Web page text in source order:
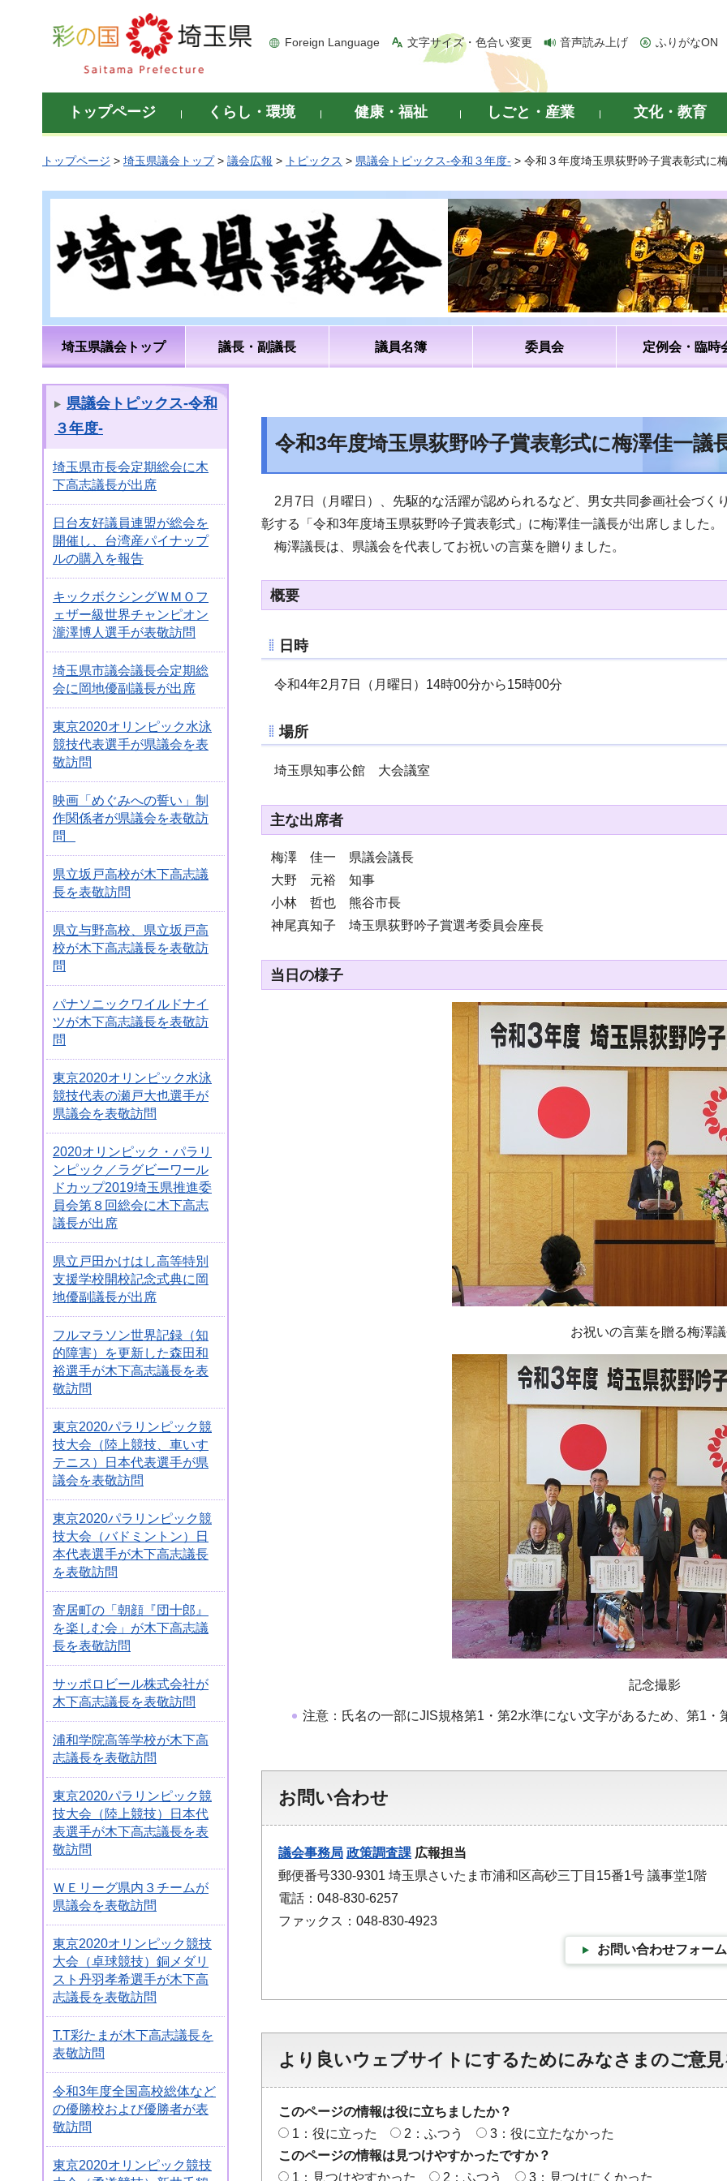
彩の国 埼玉県
Foreign Language 文字サイズ・色合い変更 音声読み上げ ふりがなON
トップページ くらし・環境 健康・福祉 しごと・産業 文化・教育
トップページ > 埼玉県議会トップ> 議会広報 > トピックス > 県議会トピックス-令和３年度- > 令和３年度埼玉県荻野吟子賞表彰式に
埼玉県議会トップ 議長・副議長 議員名簿 委員会 定例会・臨時
県議会トピックス-令和
３年度-
埼玉県市長会定期総会に木
下高志議長が出席
日台友好議員連盟が総会を
開催し、台湾産パイナップ
ルの購入を報告
キックボクシングＷＭＯフ
ェザー級世界チャンピオン
瀧澤博人選手が表敬訪問
埼玉県市議会議長会定期総
会に岡地優副議長が出席
東京2020オリンピック水泳
競技代表選手が県議会を表
敬訪問
映画「めぐみへの誓い」制
作関係者が県議会を表敬訪
問
県立坂戸高校が木下高志議
長を表敬訪問
県立与野高校、県立坂戸高
校が木下高志議長を表敬訪
問
パナソニックワイルドナイ
ツが木下高志議長を表敬訪
問
東京2020オリンピック水泳
競技代表の瀬戸大也選手が
県議会を表敬訪問
2020オリンピック・パラリ
ンピック／ラグビーワール
ドカップ2019埼玉県推進委
員会第８回総会に木下高志
議長が出席
県立戸田かけはし高等特別
支援学校開校記念式典に岡
地優副議長が出席
フルマラソン世界記録（知
的障害）を更新した森田和
裕選手が木下高志議長を表
敬訪問
東京2020パラリンピック競
技大会（陸上競技、車いす
テニス）日本代表選手が県
議会を表敬訪問
東京2020パラリンピック競
技大会（バドミントン）日
本代表選手が木下高志議長
を表敬訪問
寄居町の「朝顔『団十郎』
を楽しむ会」が木下高志議
長を表敬訪問
サッポロビール株式会社が
木下高志議長を表敬訪問
浦和学院高等学校が木下高
志議長を表敬訪問
東京2020パラリンピック競
技大会（陸上競技）日本代
表選手が木下高志議長を表
敬訪問
ＷＥリーグ県内３チームが
県議会を表敬訪問
東京2020オリンピック競技
大会（卓球競技）銅メダリ
スト丹羽孝希選手が木下高
志議長を表敬訪問
T.T彩たまが木下高志議長を
表敬訪問
令和3年度全国高校総体など
の優勝校および優勝者が表
敬訪問
東京2020オリンピック競技
令和3年度埼玉県荻野吟子賞表彰式に梅澤佳一議
2月7日（月曜日）、先駆的な活躍が認められるなど、男女共同参画社会づく
彰する「令和3年度埼玉県荻野吟子賞表彰式」に梅澤佳一議長が出席しました。
梅澤議長は、県議会を代表してお祝いの言葉を贈りました。
概要
日時
令和4年2月7日（月曜日）14時00分から15時00分
場所
埼玉県知事公館 大会議室
主な出席者
梅澤 佳一 県議会議長
大野 元裕 知事
小林 哲也 熊谷市長
神尾真知子 埼玉県荻野吟子賞選考委員会座長
当日の様子
お祝いの言葉を贈る梅澤
記念撮影
注意：氏名の一部にJIS規格第1・第2水準にない文字があるため、第1
お問い合わせ
議会事務局 政策調査課 広報担当
郵便番号330-9301 埼玉県さいたま市浦和区高砂三丁目15番1号 議事堂1階
電話：048-830-6257
ファックス：048-830-4923
お問い合わせフォーム
より良いウェブサイトにするためにみなさまのご意
このページの情報は役に立ちましたか？
1：役に立った
2：ふつう
3：役に立たなかった
このページの情報は見つけやすかったですか？
1：見つけやすかった
2：ふつう 3：見つけにくかった